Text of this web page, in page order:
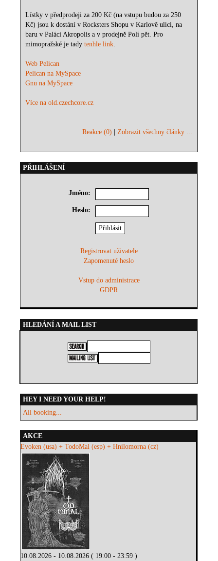
Lístky v předprodeji za 200 Kč (na vstupu budou za 250
Kč) jsou k dostání v Rocksters Shopu v Karlově ulici, na
baru v Paláci Akropolis a v prodejně Polí pět. Pro
mimopražské je tadytenhle link.
Web Pelican
Pelican na MySpace
Gnu na MySpace
Více na old.czechcore.cz
Reakce (0) |Zobrazit všechny články ...
PŘIHLÁŠENÍ
Jméno:
Heslo:
Registrovat uživatele
Zapomenuté heslo
Vstup do administrace
GDPR
HLEDÁNÍ A MAIL LIST
HEY I NEED YOUR HELP!
All booking...
AKCE
Evoken (usa) + TodoMal (esp) + Hnilomorna (cz)
10.08.2026 - 10.08.2026 ( 19:00 - 23:59 )